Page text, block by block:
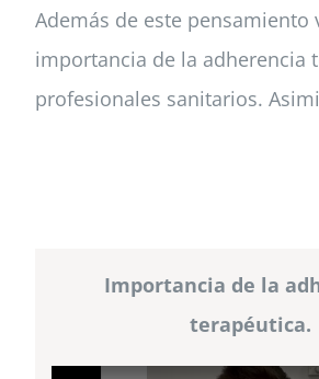
Además de este
importancia de la adherencia
profesionales sanitarios.
Importancia de la
terapéutica.